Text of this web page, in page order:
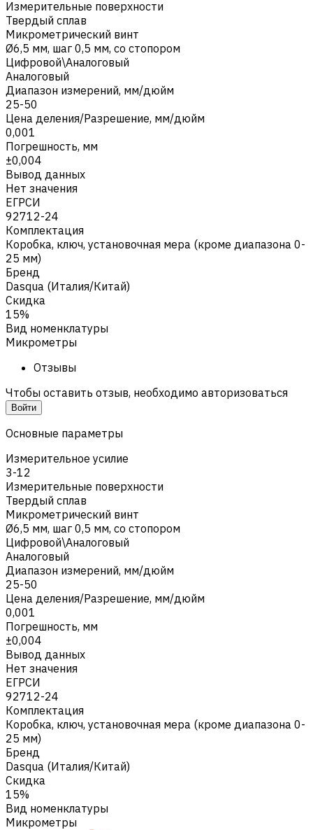
Измерительные поверхности
Твердый сплав
Микрометрический винт
Ø6,5 мм, шаг 0,5 мм, со стопором
Цифровой\Аналоговый
Аналоговый
Диапазон измерений, мм/дюйм
25-50
Цена деления/Разрешение, мм/дюйм
0,001
Погрешность, мм
±0,004
Вывод данных
Нет значения
ЕГРСИ
92712-24
Комплектация
Коробка, ключ, установочная мера (кроме диапазона 0-
25 мм)
Бренд
Dasqua (Италия/Китай)
Скидка
15%
Вид номенклатуры
Микрометры
Отзывы
Чтобы оставить отзыв, необходимо авторизоваться
Войти
Основные параметры
Измерительное усилие
3-12
Измерительные поверхности
Твердый сплав
Микрометрический винт
Ø6,5 мм, шаг 0,5 мм, со стопором
Цифровой\Аналоговый
Аналоговый
Диапазон измерений, мм/дюйм
25-50
Цена деления/Разрешение, мм/дюйм
0,001
Погрешность, мм
±0,004
Вывод данных
Нет значения
ЕГРСИ
92712-24
Комплектация
Коробка, ключ, установочная мера (кроме диапазона 0-
25 мм)
Бренд
Dasqua (Италия/Китай)
Скидка
15%
Вид номенклатуры
Микрометры